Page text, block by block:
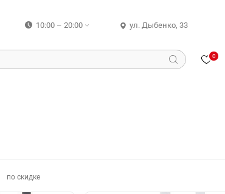
10:00 – 20:00 ул. Дыбенко, 33
0
по скидке